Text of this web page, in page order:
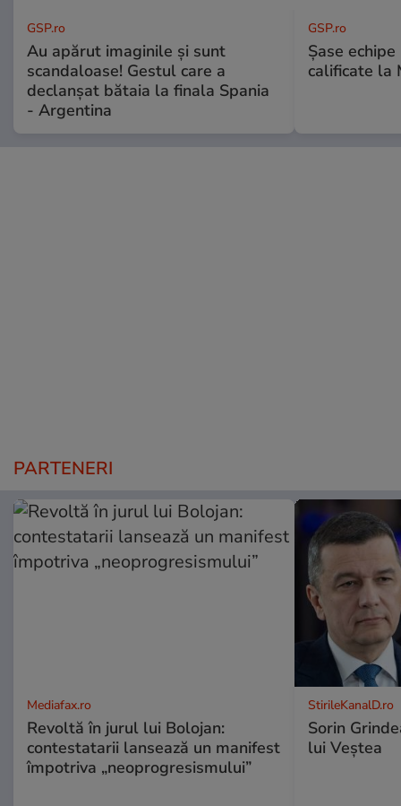
GSP.ro
Au apărut imaginile și sunt
scandaloase! Gestul care a
declanșat bătaia la finala Spania
- Argentina
GSP.ro
Șase
calificate la
PARTENERI
Mediafax.ro
Revoltă în jurul lui Bolojan:
contestatarii lansează un manifest
împotriva „neoprogresismului”
StirileKanalD.ro
Sorin
lui Veștea